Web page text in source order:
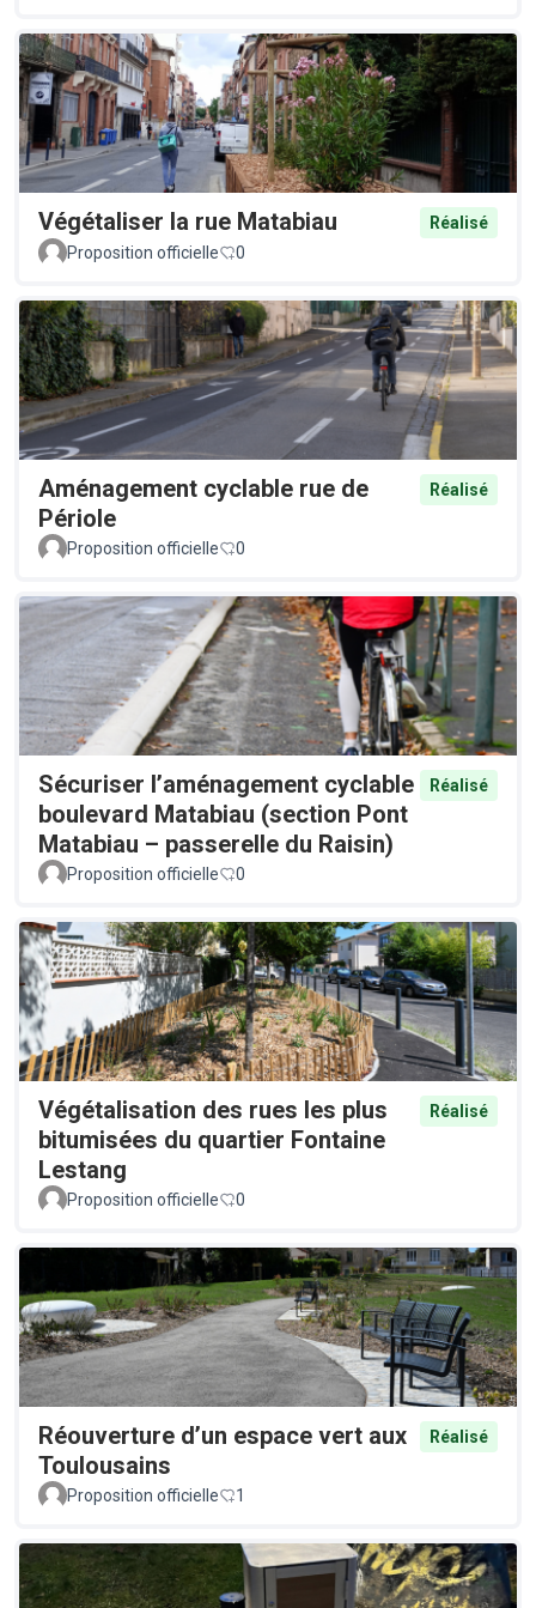
Végétaliser la rue Matabiau
Réalisé
Proposition officielle
0
Aménagement cyclable rue de
Périole
Réalisé
Proposition officielle 0
Sécuriser l’aménagement cyclable
boulevard Matabiau (section Pont
Matabiau – passerelle du Raisin)
Réalisé
Proposition officielle 0
Végétalisation des rues les plus
bitumisées du quartier Fontaine
Lestang
Réalisé
Proposition officielle 0
Réouverture d’un espace vert aux
Toulousains
Réalisé
Proposition officielle 1